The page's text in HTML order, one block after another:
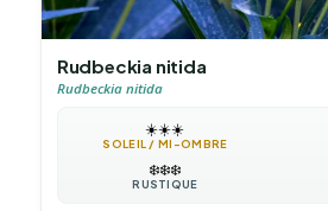
Rudbeckia nitida
Rudbeckia nitida
☀️☀️☀️
SOLEIL / MI-OMBRE
❄️❄️❄️
RUSTIQUE